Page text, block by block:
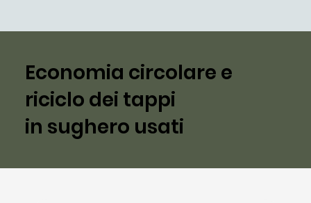
Economia circolare e
riciclo dei tappi
in sughero usati